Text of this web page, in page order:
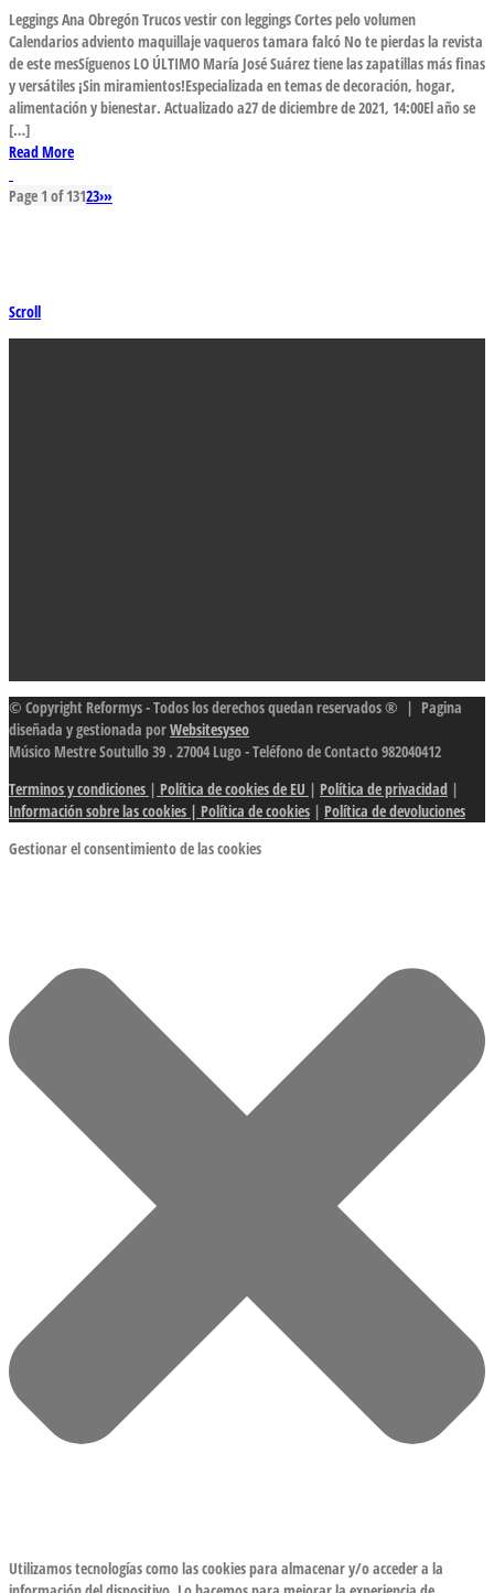
Leggings Ana Obregón Trucos vestir con leggings Cortes pelo volumen
Calendarios adviento maquillaje vaqueros tamara falcó No te pierdas la revista
de este mesSíguenos LO ÚLTIMO María José Suárez tiene las zapatillas más finas
y versátiles ¡Sin miramientos!Especializada en temas de decoración, hogar,
alimentación y bienestar. Actualizado a27 de diciembre de 2021, 14:00El año se
[…]
Read More
Page 1 of 13123›»
Scroll
© Copyright Reformys - Todos los derechos quedan reservados ® | Pagina
diseñada y gestionada porWebsitesyseo
Músico Mestre Soutullo 39 . 27004 Lugo - Teléfono de Contacto 982040412
Terminos y condiciones | Política de cookies de EU | Política de privacidad |
Información sobre las cookies | Política de cookies | Política de devoluciones
Gestionar el consentimiento de las cookies
Utilizamos tecnologías como las cookies para almacenar y/o acceder a la